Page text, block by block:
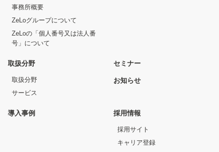
事務所概要
ZeLoグループについて
ZeLoの「個人番号又は法人番
号」について
取扱分野
取扱分野
サービス
セミナー
お知らせ
導入事例 採用情報
採用サイト
キャリア登録